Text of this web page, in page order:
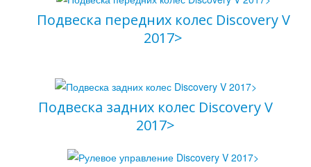
Подвеска передних колес Discovery V
2017>
Подвеска задних колес Discovery V
2017>